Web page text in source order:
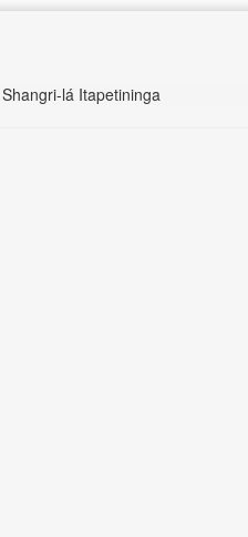
lá Itapetininga